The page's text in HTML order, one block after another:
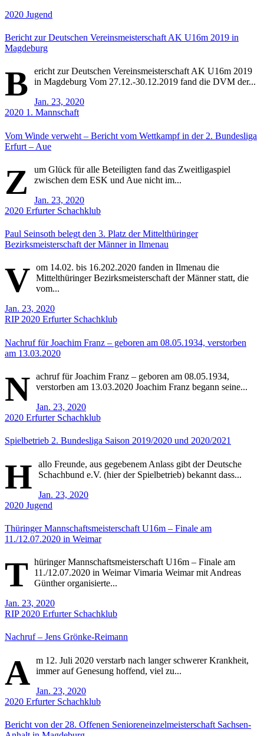
2020 Jugend
Bericht zur Deutschen Vereinsmeisterschaft AK U16m 2019 in
Magdeburg
B
ericht zur Deutschen Vereinsmeisterschaft AK U16m 2019
in Magdeburg Vom 27.12.-30.12.2019 fand die DVM der...
Jan. 23, 2020
2020 1. Mannschaft
Vom Winde verweht – Bericht vom Wettkampf in der 2. Bundesliga
Erfurt – Aue
Z
um Glück für alle Beteiligten fand das Zweitligaspiel
zwischen dem ESK und Aue nicht im...
Jan. 23, 2020
2020 Erfurter Schachklub
Paul Seinsoth belegt den 3. Platz der Mittelthüringer
Bezirksmeisterschaft der Männer in Ilmenau
V om 14.02. bis 16.202.2020 fanden in Ilmenau die
Mittelthüringer Bezirksmeisterschaft der Männer statt, die
vom...
Jan. 23, 2020
RIP2020 Erfurter Schachklub
Nachruf für Joachim Franz – geboren am 08.05.1934, verstorben
am 13.03.2020
N achruf für Joachim Franz – geboren am 08.05.1934,
verstorben am 13.03.2020 Joachim Franz begann seine...
Jan. 23, 2020
2020 Erfurter Schachklub
Spielbetrieb 2. Bundesliga Saison 2019/2020 und 2020/2021
H
allo Freunde, aus gegebenem Anlass gibt der Deutsche
Schachbund e.V. (hier der Spielbetrieb) bekannt dass...
Jan. 23, 2020
2020 Jugend
Thüringer Mannschaftsmeisterschaft U16m – Finale am
11./12.07.2020 in Weimar
T hüringer Mannschaftsmeisterschaft U16m – Finale am
11./12.07.2020 in Weimar Vimaria Weimar mit Andreas
Günther organisierte...
Jan. 23, 2020
RIP 2020 Erfurter Schachklub
Nachruf – Jens Grönke-Reimann
A m 12. Juli 2020 verstarb nach langer schwerer Krankheit,
immer auf Genesung hoffend, viel zu...
Jan. 23, 2020
2020 Erfurter Schachklub
Bericht von der 28. Offenen Senioreneinzelmeisterschaft Sachsen-